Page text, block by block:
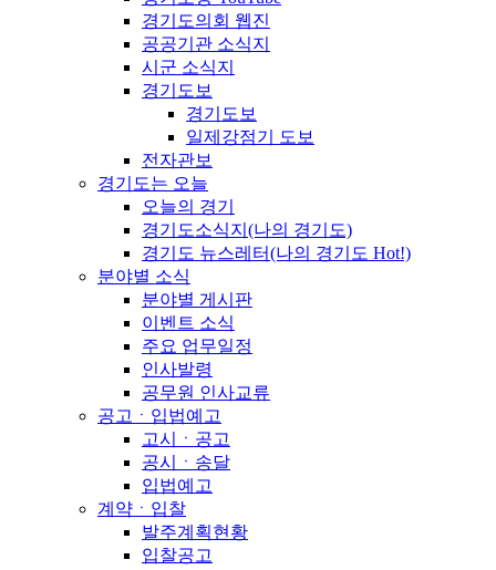
경기도의회 웹진
공공기관 소식지
시군 소식지
경기도보
경기도보
일제강점기 도보
전자관보
경기도는 오늘
오늘의 경기
경기도소식지(나의 경기도)
경기도 뉴스레터(나의 경기도 Hot!)
분야별 소식
분야별 게시판
이벤트 소식
주요 업무일정
인사발령
공무원 인사교류
공고ㆍ입법예고
고시ㆍ공고
공시ㆍ송달
입법예고
계약ㆍ입찰
발주계획현황
입찰공고